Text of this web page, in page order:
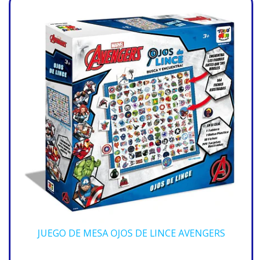
JUEGO DE MESA OJOS DE LINCE AVENGERS